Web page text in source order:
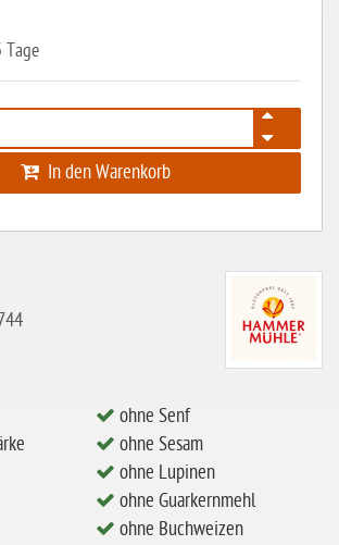
Tage
In den Warenkorb
ohne Senf
ohne Sesam
ohne Lupinen
ohne Guarkernmehl
ohne Buchweizen